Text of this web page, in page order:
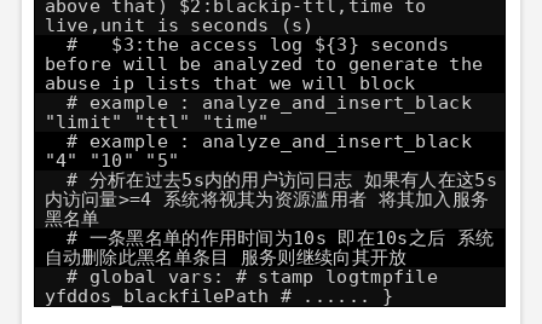
above that) $2:blackip-ttl,time to
live,unit is seconds (s)
# $3:the access log ${3} seconds
before will be analyzed to generate the
abuse ip lists that we will block
# example : analyze_and_insert_black
"limit" "ttl" "time"
# example : analyze_and_insert_black
"4" "10" "5"
# 分析在过去5s内的用户访问日志 如果有人在这5s
内访问量>=4 系统将视其为资源滥用者 将其加入服务
黑名单
# 一条黑名单的作用时间为10s 即在10s之后 系统
自动删除此黑名单条目 服务则继续向其开放
# global vars: # stamp logtmpfile
yfddos_blackfilePath # ...... }